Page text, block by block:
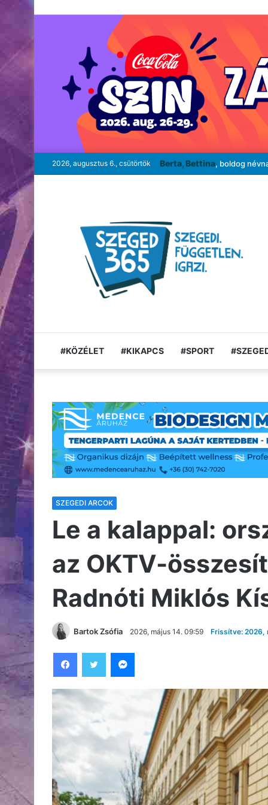
2026, augusztus 6., csütörtök Berta, Bettina, boldog
#KÖZÉLET #KIKAPCS #SPORT
SZEGEDI ARCOK
Le a kalappal:
az OKTV-
Radnóti Miklós
Bartok Zsófia 2026, május 14. 09:59 Frissítve: 2026,